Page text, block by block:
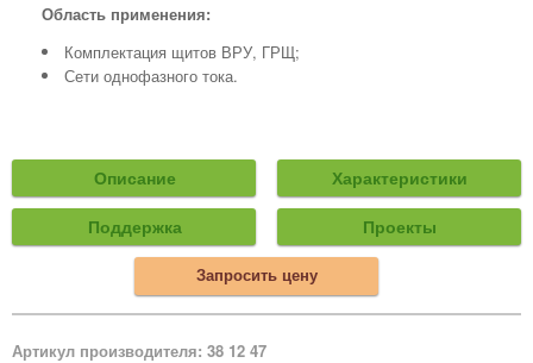
Область применения:
Комплектация щитов ВРУ, ГРЩ;
Сети однофазного тока.
Описание Характеристики
Поддержка Проекты
Запросить цену
Артикул производителя: 38 12 47